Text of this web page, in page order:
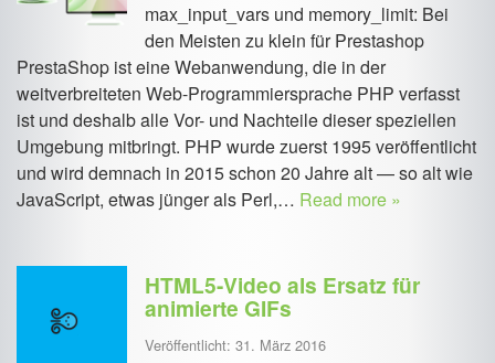
max_input_vars und memory_limit: Bei
den Meisten zu klein für Prestashop
PrestaShop ist eine Webanwendung, die in der
weitverbreiteten Web-Programmiersprache PHP verfasst
ist und deshalb alle Vor- und Nachteile dieser speziellen
Umgebung mitbringt. PHP wurde zuerst 1995 veröffentlicht
und wird demnach in 2015 schon 20 Jahre alt — so alt wie
JavaScript, etwas jünger als Perl,… Read more »
HTML5-Video als Ersatz für
animierte GIFs
Veröffentlicht: 31. März 2016